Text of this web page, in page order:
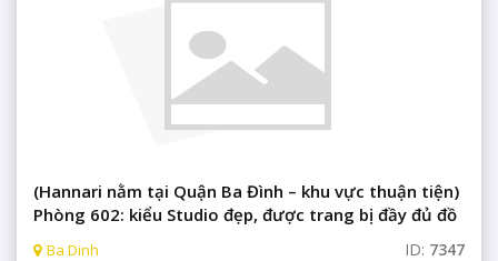
(Hannari nằm tại Quận Ba Đình – khu vực thuận tiện)
Phòng 602: kiểu Studio đẹp, được trang bị đầy đủ đồ
Ba Dinh ID: 7347